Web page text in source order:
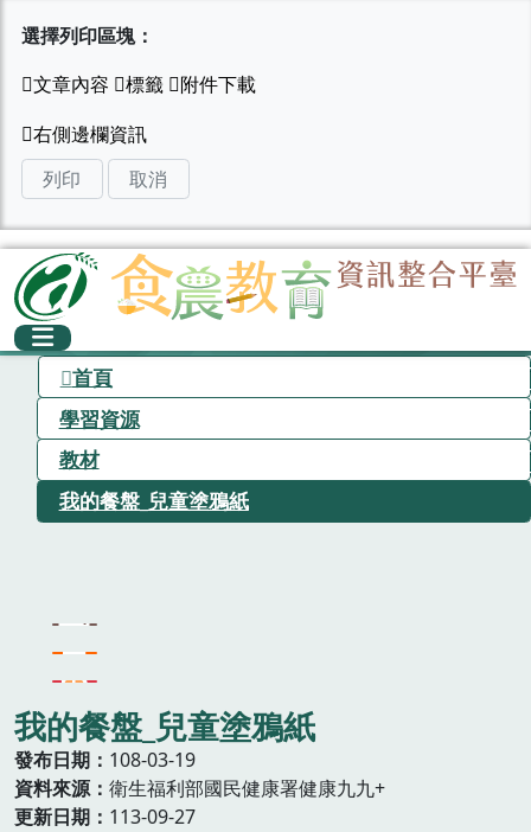
選擇列印區塊：
列印 取消
首頁
學習資源
教材
我的餐盤_兒童塗鴉紙
我的餐盤_兒童塗鴉紙
發布日期
108-03-19
資料來源
衛生福利部國民健康署健康九九+
更新日期
113-09-27